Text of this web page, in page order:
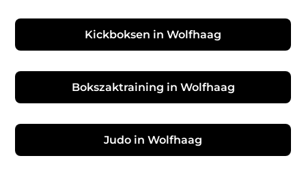
Kickboksen in Wolfhaag
Bokszaktraining in Wolfhaag
Judo in Wolfhaag